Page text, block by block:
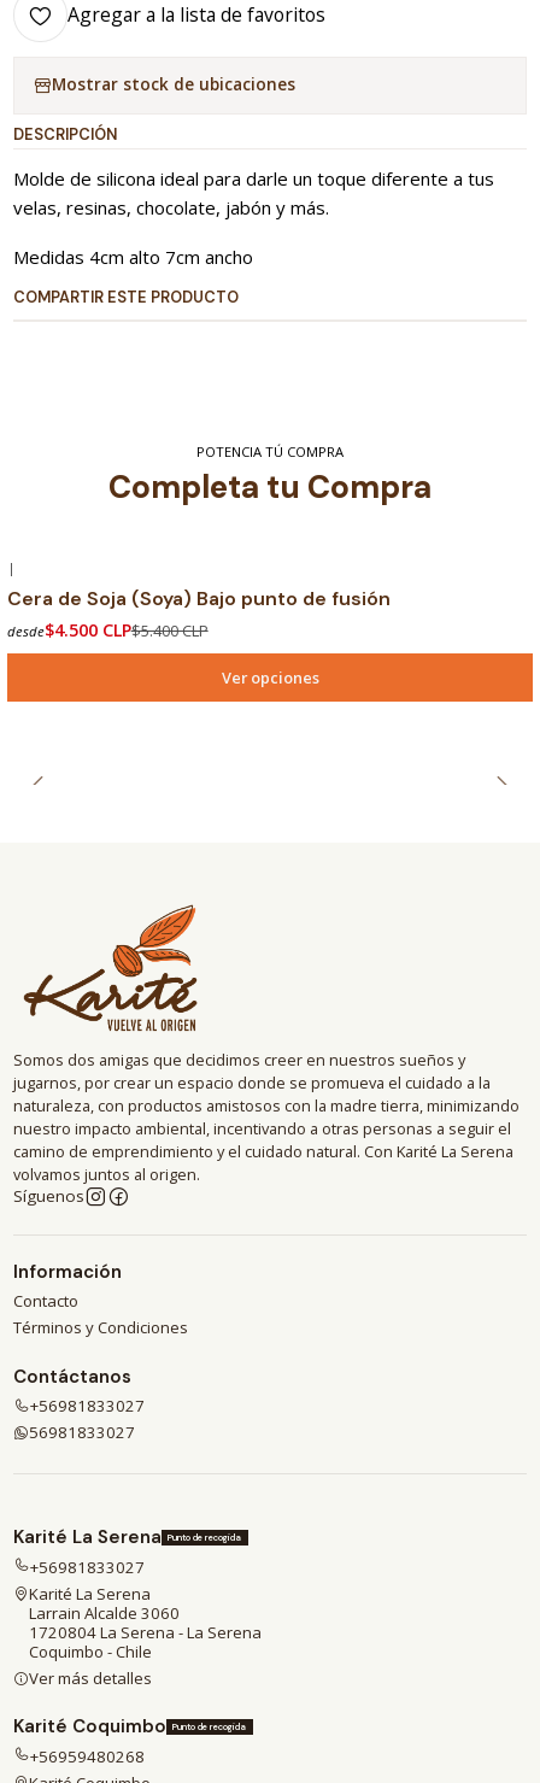
Agregar a la lista de favoritos
Mostrar stock de ubicaciones
DESCRIPCIÓN
Molde de silicona ideal para darle un toque diferente a tus
velas, resinas, chocolate, jabón y más.
Medidas 4cm alto 7cm ancho
COMPARTIR ESTE PRODUCTO
POTENCIA TÚ COMPRA
Completa tu Compra
|
Cera de Soja (Soya) Bajo punto de fusión
desde$4.500 CLP$5.400 CLP
Ver opciones
Somos dos amigas que decidimos creer en nuestros sueños y
jugarnos, por crear un espacio donde se promueva el cuidado a la
naturaleza, con productos amistosos con la madre tierra, minimizando
nuestro impacto ambiental, incentivando a otras personas a seguir el
camino de emprendimiento y el cuidado natural. Con Karité La Serena
volvamos juntos al origen.
Síguenos
Información
Contacto
Términos y Condiciones
Contáctanos
+56981833027
56981833027
Karité La Serena Punto de recogida
+56981833027
Karité La Serena
Larrain Alcalde 3060
1720804 La Serena - La Serena
Coquimbo - Chile
Ver más detalles
Karité Coquimbo Punto de recogida
+56959480268